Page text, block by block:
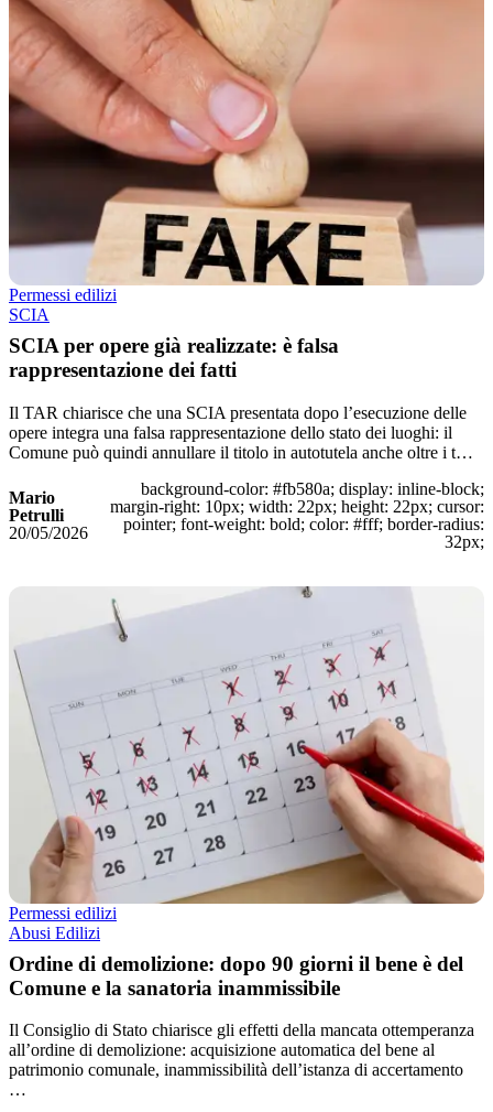
Permessi edilizi
SCIA
SCIA per opere già realizzate: è falsa
rappresentazione dei fatti
Il TAR chiarisce che una SCIA presentata dopo l’esecuzione delle
opere integra una falsa rappresentazione dello stato dei luoghi: il
Comune può quindi annullare il titolo in autotutela anche oltre i t…
Mario
Petrulli
20/05/2026
background-color: #fb580a; display: inline-block;
margin-right: 10px; width: 22px; height: 22px; cursor:
pointer; font-weight: bold; color: #fff; border-radius:
32px;
Permessi edilizi
Abusi Edilizi
Ordine di demolizione: dopo 90 giorni il bene è del
Comune e la sanatoria inammissibile
Il Consiglio di Stato chiarisce gli effetti della mancata ottemperanza
all’ordine di demolizione: acquisizione automatica del bene al
patrimonio comunale, inammissibilità dell’istanza di accertamento
…